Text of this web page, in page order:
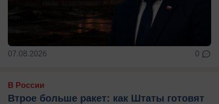
07.08.2026 0
В России
Втрое больше ракет: как Штаты готовят